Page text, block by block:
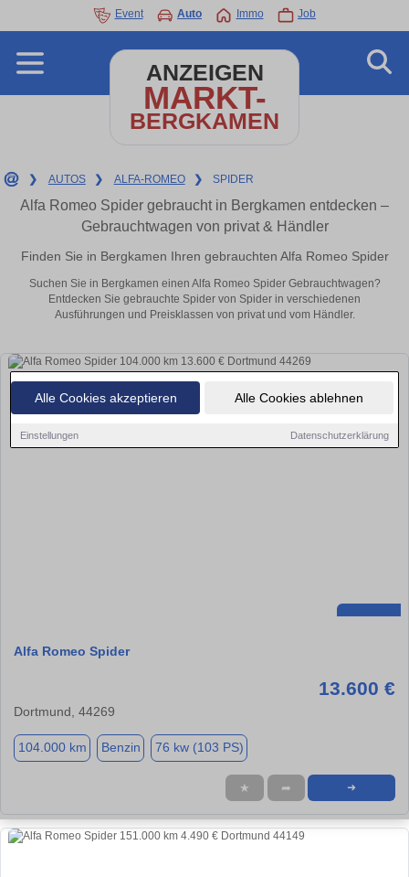
Alle Cookies akzeptieren Alle Cookies ablehnen
Einstellungen Datenschutzerklärung
Event Auto Immo Job
ANZEIGEN
MARKT-
BERGKAMEN
❯ AUTOS ❯ ALFA-ROMEO ❯ SPIDER
Alfa Romeo Spider gebraucht in Bergkamen entdecken –
Gebrauchtwagen von privat & Händler
Finden Sie in Bergkamen Ihren gebrauchten Alfa Romeo Spider
Suchen Sie in Bergkamen einen Alfa Romeo Spider Gebrauchtwagen?
Entdecken Sie gebrauchte Spider von Spider in verschiedenen
Ausführungen und Preisklassen von privat und vom Händler.
Alfa Romeo Spider
13.600 €
Dortmund, 44269
104.000 km Benzin 76 kw (103 PS)
★ ➦ ➜